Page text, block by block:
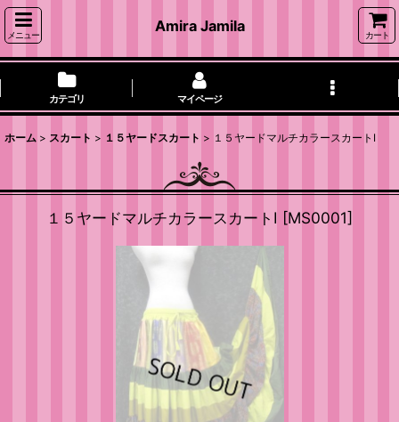
メニュー
Amira Jamila
カート
カテゴリ マイページ
ホーム > スカート > １５ヤードスカート > １５ヤードマルチカラースカートI
１５ヤードマルチカラースカートI [MS0001]